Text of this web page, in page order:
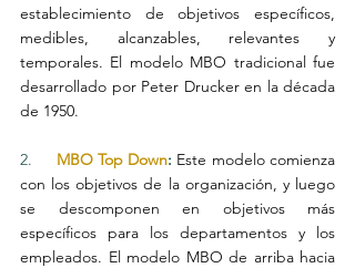
establecimiento de objetivos específicos,
medibles, alcanzables, relevantes y
temporales. El modelo MBO tradicional fue
desarrollado por Peter Drucker en la década
de 1950.
2. MBO Top Down: Este modelo comienza
con los objetivos de la organización, y luego
se descomponen en objetivos más
específicos para los departamentos y los
empleados. El modelo MBO de arriba hacia